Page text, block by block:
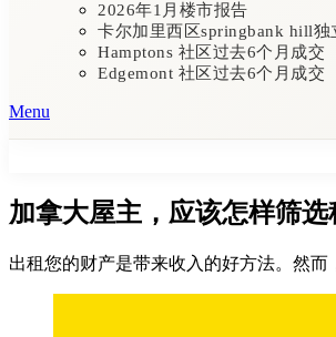
2026年1月楼市报告
卡尔加里西区springbank hill独
Hamptons 社区过去6个月成交
Edgemont 社区过去6个月成交
Menu
加拿大屋主，应该怎样筛
出租您的财产是带来收入的好方法。然